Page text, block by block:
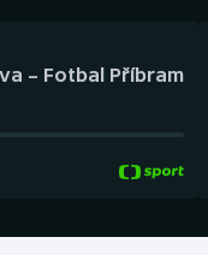
– Fotbal Příbram